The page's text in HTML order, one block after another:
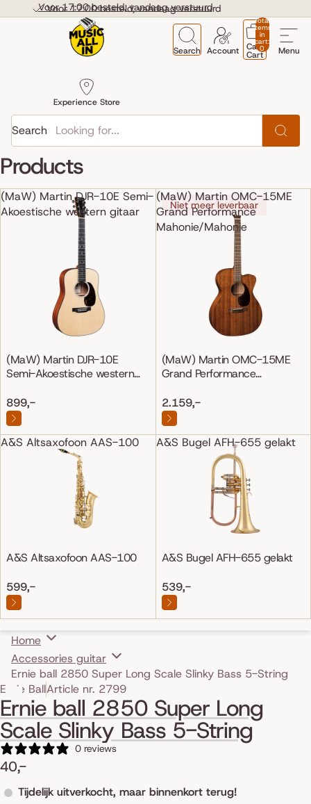
Voor 17:00 besteld, vandaag verstuurd
Voor 17:00 besteld, vandaag verstuurd
Menu
Search
Experience Store
Account
Total
items
in
cart:
0
Cart
Cart
Search
Products
(MaW) Martin DJR-10E Semi-
Akoestische western gitaar
(MaW) Martin DJR-10E
Semi-Akoestische western
899,-
(MaW) Martin OMC-15ME
Grand Performance
Mahonie/Mahonie
Niet meer leverbaar
(MaW) Martin OMC-15ME
Grand Performance
2.159,-
A&S Altsaxofoon AAS-100
A&S Altsaxofoon AAS-100
599,-
A&S Bugel AFH-655 gelakt
A&S Bugel AFH-655 gelakt
539,-
Home
Accessories guitar
Ernie ball 2850 Super Long Scale Slinky Bass 5-String
Skip to product information
Ernie BallArticle nr. 2799
Ernie ball 2850 Super Long
Scale Slinky Bass 5-String
0 reviews
40,-
Tijdelijk uitverkocht, maar binnenkort terug!